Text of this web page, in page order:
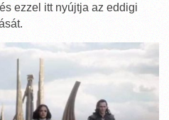
ezzel itt nyújtja az eddigi